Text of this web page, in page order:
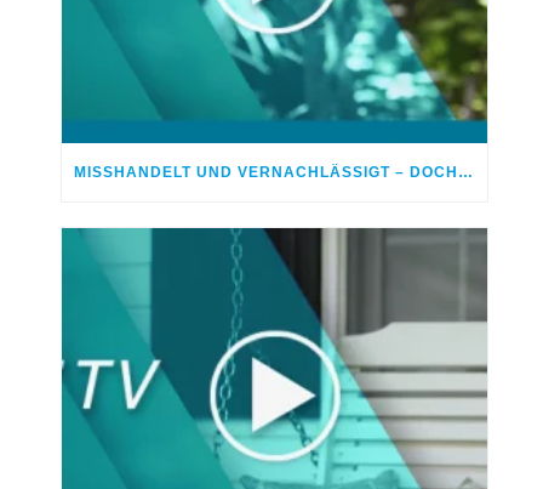
MISSHANDELT UND VERNACHLÄSSIGT – DOCH GOTT HEILTE MEINE WUNDEN